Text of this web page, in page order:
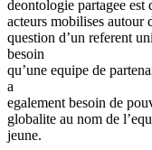
deontologie partagee est
acteurs mobilises autour
question d’un referent
besoin
qu’une equipe de
a
egalement besoin de
globalite au nom de
jeune.